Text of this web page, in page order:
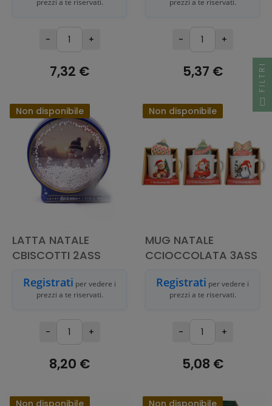
prezzi a te riservati.
- +
7,32 €
ESAURITO
prezzi a te riservati.
- +
5,37 €
ESAURITO
Non disponibile
LATTA NATALE
CBISCOTTI 2ASS
Registrati per vedere i
prezzi a te riservati.
- +
8,20 €
ESAURITO
Non disponibile
MUG NATALE
CCIOCCOLATA 3ASS
Registrati per vedere i
prezzi a te riservati.
- +
5,08 €
ESAURITO
FILTRI